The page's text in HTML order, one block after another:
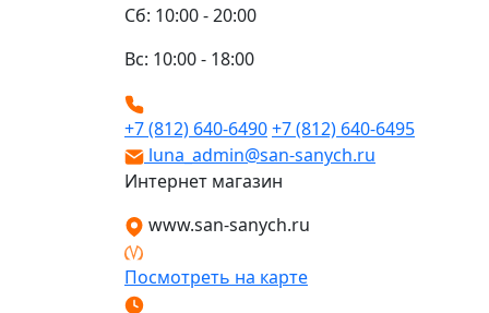
Сб: 10:00 - 20:00
Вс: 10:00 - 18:00
+7 (812) 640-6490+7 (812) 640-6495
luna_admin@san-sanych.ru
Интернет магазин
www.san-sanych.ru
Посмотреть на карте